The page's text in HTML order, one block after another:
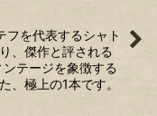
フを代表するシャト
、傑作と評される
テージを象徴する
、極上の1本です。